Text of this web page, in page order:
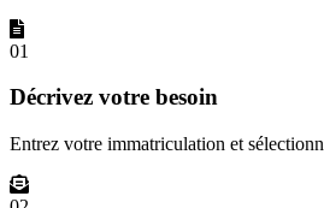
01
Décrivez votre besoin
Entrez votre immatriculation et